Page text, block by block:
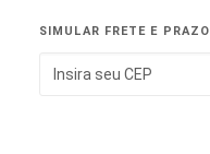
SIMULAR FRETE E PRAZO